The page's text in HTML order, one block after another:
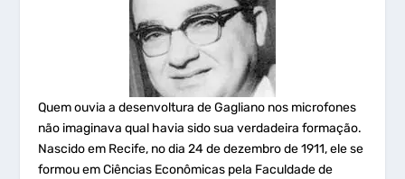
Quem ouvia a desenvoltura de Gagliano nos microfones
não imaginava qual havia sido sua verdadeira formação.
Nascido em Recife, no dia 24 de dezembro de 1911, ele se
formou em Ciências Econômicas pela Faculdade de